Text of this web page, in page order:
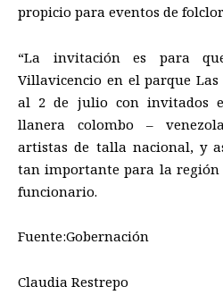
propicio para eventos de
“La invitación es para
Villavicencio en el parque
al 2 de julio con invitados
llanera colombo –
artistas de talla nacional, y
tan importante para la
funcionario.
Fuente:Gobernación
Claudia Restrepo